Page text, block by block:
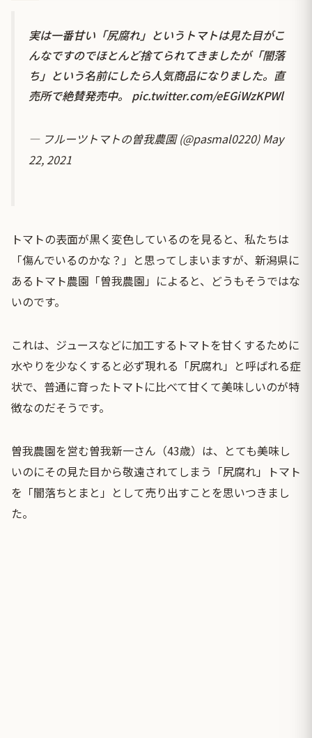
実は一番甘い「尻腐れ」というトマトは見た目がこ
んなですのでほとんど捨てられてきましたが「闇落
ち」という名前にしたら人気商品になりました。直
売所で絶賛発売中。 pic.twitter.com/eEGiWzKPWl
— フルーツトマトの曽我農園 (@pasmal0220)May
22, 2021
トマトの表面が黒く変色しているのを見ると、私たちは
「傷んでいるのかな？」と思ってしまいますが、新潟県に
あるトマト農園「曽我農園」によると、どうもそうではな
いのです。
これは、ジュースなどに加工するトマトを甘くするために
水やりを少なくすると必ず現れる「尻腐れ」と呼ばれる症
状で、普通に育ったトマトに比べて甘くて美味しいのが特
徴なのだそうです。
曽我農園を営む曽我新一さん（43歳）は、とても美味し
いのにその見た目から敬遠されてしまう「尻腐れ」トマト
を「闇落ちとまと」として売り出すことを思いつきまし
た。